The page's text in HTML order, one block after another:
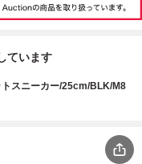
ています
スニーカー/25cm/BLK/M8